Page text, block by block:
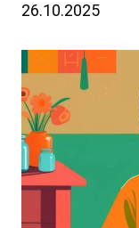
26.10.2025